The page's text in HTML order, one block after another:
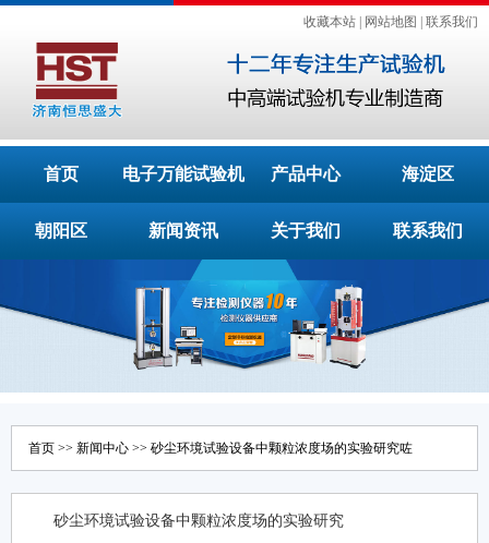
收藏本站 网站地图 联系我们
首页 电子万能试验机 产品中心 海淀区
朝阳区 新闻资讯 关于我们 联系我们
首页 >> 新闻中心 >> 砂尘环境试验设备中颗粒浓度场的实验研究咗
砂尘环境试验设备中颗粒浓度场的实验研究